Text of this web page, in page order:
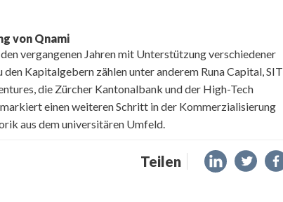
von Qnami
vergangenen Jahren mit Unterstützung verschiedener
Kapitalgebern zählen unter anderem Runa Capital, SIT
die Zürcher Kantonalbank und der High-Tech
einen weiteren Schritt in der Kommerzialisierung
aus dem universitären Umfeld.
Teilen